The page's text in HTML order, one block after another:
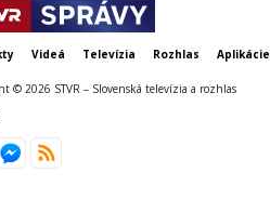
Videá Televízia Rozhlas Aplikácie
© 2026 STVR – Slovenská televízia a rozhlas